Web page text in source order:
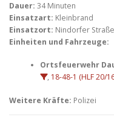
Dauer: 34 Minuten
Einsatzart: Kleinbrand
Einsatzort: Nindorfer
Einheiten und Fahrzeuge:
Ortsfeuerwehr
, 18-48-1 (HLF 20/
Weitere Kräfte: Polizei